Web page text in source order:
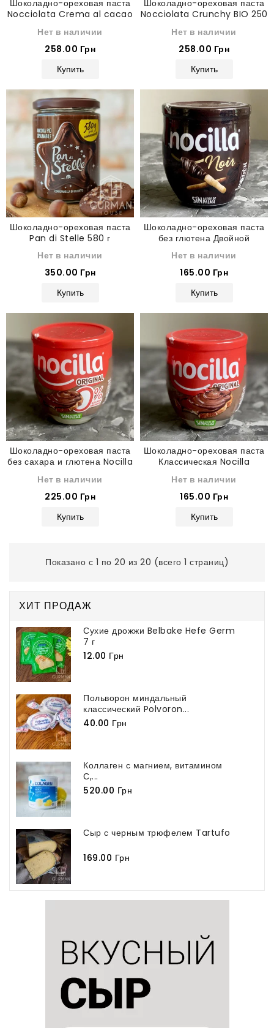
Шоколадно-ореховая паста
Nocciolata Crema al cacao
Нет в наличии
258.00 Грн
Купить
Шоколадно-ореховая паста
Nocciolata Crunchy BIO 250
Нет в наличии
258.00 Грн
Купить
Шоколадно-ореховая паста
Pan di Stelle 580 г
Нет в наличии
350.00 Грн
Купить
Шоколадно-ореховая паста
без глютена Двойной
Нет в наличии
165.00 Грн
Купить
Шоколадно-ореховая паста
без сахара и глютена Nocilla
Нет в наличии
225.00 Грн
Купить
Шоколадно-ореховая паста
Классическая Nocilla
Нет в наличии
165.00 Грн
Купить
Показано с 1 по 20 из 20 (всего 1 страниц)
ХИТ ПРОДАЖ
Сухие дрожжи Belbake Hefe Germ
7 г
12.00 Грн
Польворон миндальный
классический Polvoron...
40.00 Грн
Коллаген с магнием, витамином
С,...
520.00 Грн
Сыр с черным трюфелем Tartufo
169.00 Грн